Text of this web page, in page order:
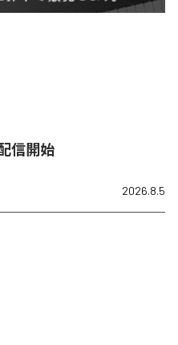
信開始
2026.8.5